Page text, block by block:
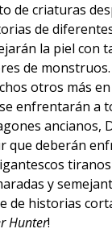
de criaturas
de
la piel con
de
otros más
enfrentarán a
ancianos,
que deberán
y
de historias
Hunter!